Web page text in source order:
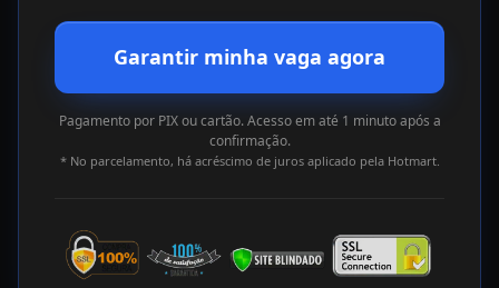
Garantir minha vaga agora
Pagamento por PIX ou cartão. Acesso em até 1 minuto após a
confirmação.
* No parcelamento, há acréscimo de juros aplicado pela Hotmart.